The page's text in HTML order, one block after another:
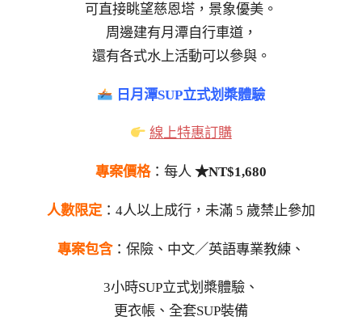
可直接眺望慈恩塔，景象優美。
周邊建有月潭自行車道，
還有各式水上活動可以參與。
日月潭SUP立式划槳體驗
線上特惠訂購
專案價格：每人 ★NT$1,680
人數限定：4人以上成行，未滿 5 歲禁止參加
專案包含：保險、中文／英語專業教練、
3小時SUP立式划槳體驗、
更衣帳、全套SUP裝備